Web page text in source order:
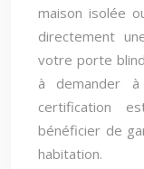
maison isolée
directement
votre porte
à demander
certification
bénéficier de
habitation.